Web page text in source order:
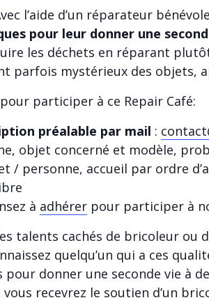
l’aide d’un réparateur
pour leur donner une
les déchets en réparant
parfois mystérieux des objets,
participer à ce Repair Café:
préalable par mail :
objet concerné et modèle,
/ personne, accueil par ordre
à adhérer pour participer à
talents cachés de bricoleur
quelqu’un qui a ces
pour donner une seconde vie à
recevrez le soutien d’un